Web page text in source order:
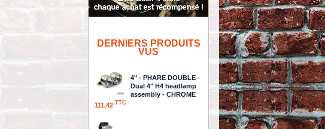
DERNIERS PRODUITS
VUS
4" - PHARE DOUBLE -
Dual 4" H4 headlamp
assembly - CHROME
111,42 TTC